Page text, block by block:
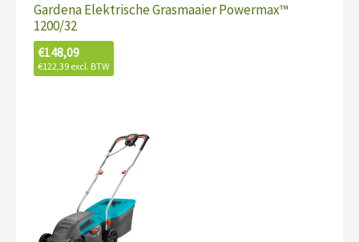
Gardena Elektrische Grasmaaier Powermax™
1200/32
€148,09
€122,39 excl. BTW